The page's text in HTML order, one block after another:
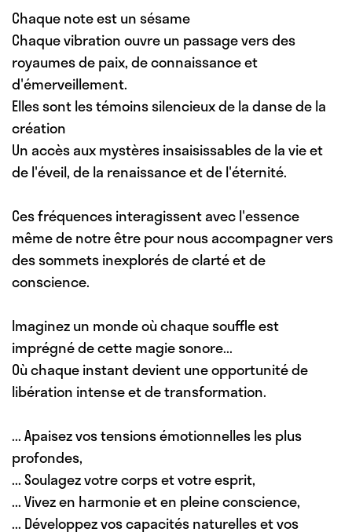
Chaque note est un sésame
Chaque vibration ouvre un passage vers des
royaumes de paix, de connaissance et
d'émerveillement.
Elles sont les témoins silencieux de la danse de la
création
Un accès aux mystères insaisissables de la vie et
de l'éveil, de la renaissance et de l'éternité.
Ces fréquences interagissent avec l'essence
même de notre être pour nous accompagner vers
des sommets inexplorés de clarté et de
conscience.
Imaginez un monde où chaque souffle est
imprégné de cette magie sonore...
Où chaque instant devient une opportunité de
libération intense et de transformation.
... Apaisezvos tensions émotionnelles les plus
profondes,
... Soulagezvotre corps et votre esprit,
... Vivezen harmonie et en pleine conscience,
... Développezvos capacités naturelles et vos